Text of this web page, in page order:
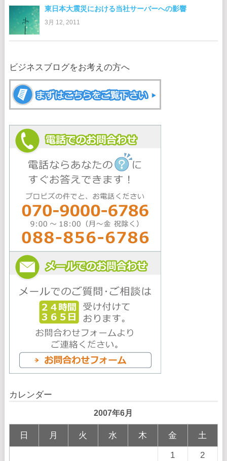
東日本大震災における当社サーバーへの影響
3月 12, 2011
ビジネスブログをお考えの方へ
カレンダー
2007年6月
日 月 火 水 木 金 土
1
2